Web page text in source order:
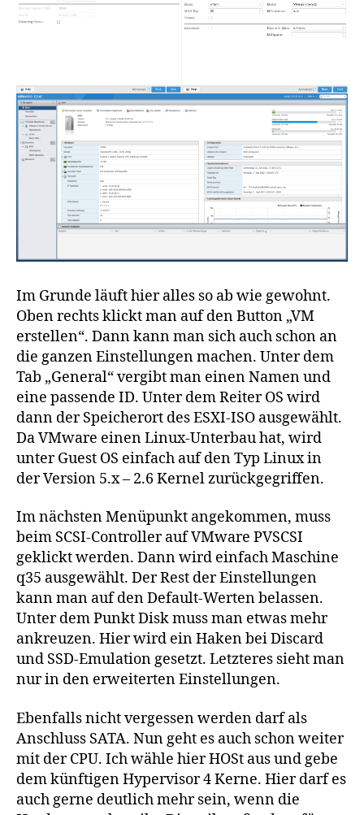
Im Grunde läuft hier alles so ab wie gewohnt.
Oben rechts klickt man auf den Button „VM
erstellen“. Dann kann man sich auch schon an
die ganzen Einstellungen machen. Unter dem
Tab „General“ vergibt man einen Namen und
eine passende ID. Unter dem Reiter OS wird
dann der Speicherort des ESXI-ISO ausgewählt.
Da VMware einen Linux-Unterbau hat, wird
unter Guest OS einfach auf den Typ Linux in
der Version 5.x – 2.6 Kernel zurückgegriffen.
Im nächsten Menüpunkt angekommen, muss
beim SCSI-Controller auf VMware PVSCSI
geklickt werden. Dann wird einfach Maschine
q35 ausgewählt. Der Rest der Einstellungen
kann man auf den Default-Werten belassen.
Unter dem Punkt Disk muss man etwas mehr
ankreuzen. Hier wird ein Haken bei Discard
und SSD-Emulation gesetzt. Letzteres sieht man
nur in den erweiterten Einstellungen.
Ebenfalls nicht vergessen werden darf als
Anschluss SATA. Nun geht es auch schon weiter
mit der CPU. Ich wähle hier HOSt aus und gebe
dem künftigen Hypervisor 4 Kerne. Hier darf es
auch gerne deutlich mehr sein, wenn die